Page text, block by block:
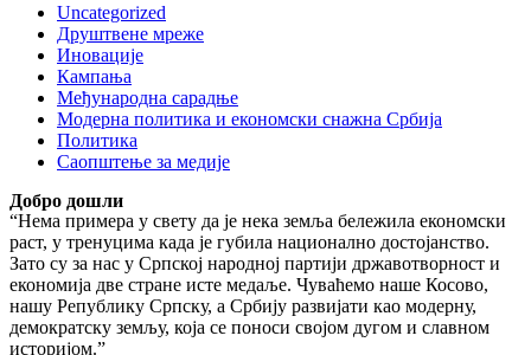
Uncategorized
Друштвене мреже
Иновације
Кампања
Међународна сарадње
Модерна политика и економски снажна Србија
Политика
Саопштење за медије
Добро дошли
“Нема примера у свету да је нека земља бележила економски
раст, у тренуцима када је губила национално достојанство.
Зато су за нас у Српској народној партији државотворност и
економија две стране исте медаље. Чуваћемо наше Косово,
нашу Републику Српску, а Србију развијати као модерну,
демократску земљу, која се поноси својом дугом и славном
историјом.”